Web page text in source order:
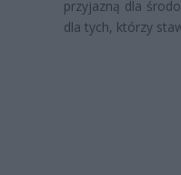
przyjazną dla
dla tych, którzy